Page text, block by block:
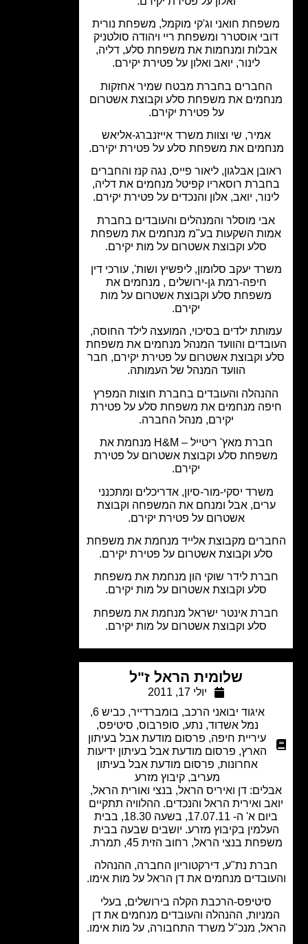
חואני וג'קי מוקמל, משפחת נורית
אוסטרר ומשפחת ריי ויהודה סולטניק
ומנחמות את משפחת סלע, דליה,
לינור, יואב ואלון על פטירת יקירם.
החברים בחברת מבטח שמיר אחזקות
את משפחת סלע וקבוצת אשטרום
על פטירת יקירם.
אמיר, שי וצוות משרד אייזנברג-אליאש
את משפחת סלע על פטירת יקירם.
אבלגון, ליאור פייס, נגה קנז והחברים
רוסאריו קפיטל מנחמים את דליה,
יואב, אלון והנכדים על פטירת יקירם.
מוסלר והמנהלים והעובדים בחברת
השקעות בע"מ מנחמים את משפחת
סלע וקבוצת אשטרום על מות יקירם.
יעקב סלומון, ליפשיץ ושות', עורכי דין
חיפה-רמת גן-ירושלים , מנחמים את
משפחת סלע וקבוצת אשטרום על מות
ילדים בסיכוי, המועצה לילד החוסה,
והוועד המנהל מנחמים את משפחת
וקבוצת אשטרום על פטירת יקירם, חבר
הוועד המנהל של העמותה.
והעובדים בחברת חוצות המפרץ
מנחמים את משפחת סלע על פטירת
יקירם, מנהל החברה.
חברת מאץ' ריטייל – H&M מנחמת את
סלע וקבוצת אשטרום על פטירת
יסקי-מור-סיון, אדריכלים ומתכנני
אבל ומנחם את המשפחה וקבוצת
אשטרום על פטירת יקירם.
מקבוצת אלייד מנחמת את משפחת
וקבוצת אשטרום על פטירת יקירם.
לידר שוקי הון מנחמת את משפחת
סלע וקבוצת אשטרום על מות יקירם.
אינטר ישראל מנחמת את משפחת
סלע וקבוצת אשטרום על מות יקירם.
שלומית הראל ז"ל
איגוד יבואני הרכב,בומברדייר,כביש 6
נמל אשדוד,נתע,סופרבוס,סיטיפס ,
עיריית חיפה,פרסום מודעת אבל בעיתון
הארץ,
פרסום מודעת אבל בעיתון ידיעות
אחרונות,פרסום מודעת אבל בעיתון
קיבוץ מזרע
דן ואיריס הראל, בנצי ואורית הראל,
ואירית הראל והנכדים. ההלוויה תתקיים
ביום א' ה- 17.07.11, בשעה 18.30, בבית
בקיבוץ מזרע. יושבים שבעה בבית
בנצי הראל, רחוב הזית 45, תמרת.
נת"ע, דירקטוריון החברה, ההנהלה
מנחמים את דן הראל על מות אימו.
סיטיפס-הרכבת הקלה בירושלים, בעלי
ההנהלה והעובדים מנחמים את דן
מנכ"ל משרד התחבורה, על מות אימו.